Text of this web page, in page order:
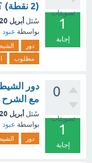
تصويتات
1
إجابة
(2 نقطة) ؟ - مع الشرح
سُئل أبريل 20
بواسطة عبود
دور
مطلوب
0
تصويتات
1
إجابة
دور
مع الشرح
سُئل أبريل 20
بواسطة عبود
دور